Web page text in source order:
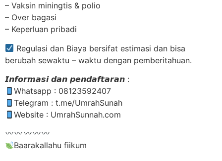
– Vaksin miningtis & polio
– Over bagasi
– Keperluan pribadi
Regulasi dan Biaya bersifat estimasi dan bisa
berubah sewaktu – waktu dengan pemberitahuan.
𝙄𝙣𝙛𝙤𝙧𝙢𝙖𝙨𝙞 𝙙𝙖𝙣 𝙥𝙚𝙣𝙙𝙖𝙛𝙩𝙖𝙧𝙖𝙣 :
Whatsapp : 08123592407
Telegram : t.me/UmrahSunah
Website : UmrahSunnah.com
Baarakallahu fiikum